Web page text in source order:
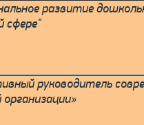
развитие
сфере"
руководитель